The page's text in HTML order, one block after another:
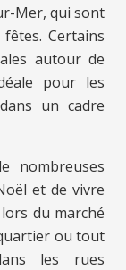
Mer, qui sont
Certains
autour de
pour les
un cadre
nombreuses
et de vivre
du marché
ou tout
les rues